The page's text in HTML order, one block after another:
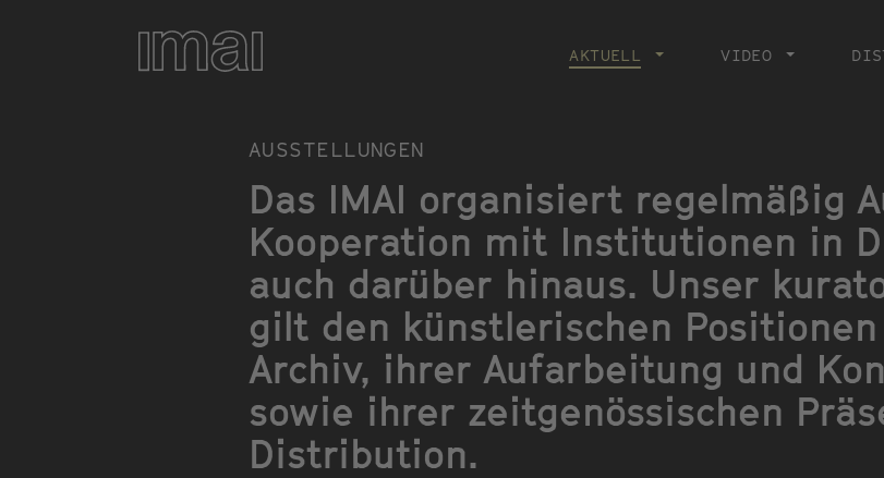
navigation
AKTUELL CURRENT PAGE
VIDEO
Ausstellungen
AUSSTELLUNGEN
Das IMAI organisiert regelmäßig
Kooperation mit Institutionen in
auch darüber hinaus. Unser
gilt den künstlerischen
Archiv, ihrer Aufarbeitung und
sowie ihrer zeitgenössischen
Distribution.